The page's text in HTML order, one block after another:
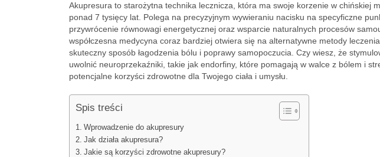
Akupresura to starożytna technika lecznicza, która ma swoje korzenie w chińskiej
ponad 7 tysięcy lat. Polega na precyzyjnym wywieraniu nacisku na specyficzne
przywrócenie równowagi energetycznej oraz wsparcie naturalnych procesów
współczesna medycyna coraz bardziej otwiera się na alternatywne metody
skuteczny sposób łagodzenia bólu i poprawy samopoczucia. Czy wiesz, że
uwolnić neuroprzekaźniki, takie jak endorfiny, które pomagają w walce z bólem i
potencjalne korzyści zdrowotne dla Twojego ciała i umysłu.
Spis treści
Wprowadzenie do akupresury
Jak działa akupresura?
Jakie są korzyści zdrowotne akupresury?